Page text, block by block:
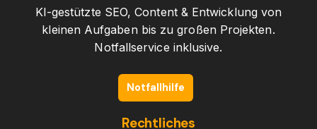
KI-gestützte SEO, Content & Entwicklung von
kleinen Aufgaben bis zu großen Projekten.
Notfallservice inklusive.
Notfallhilfe
Rechtliches